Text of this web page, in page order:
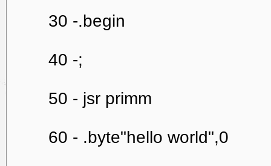
30 -.begin
40 -;
50 - jsr primm
60 - .byte"hello world",0